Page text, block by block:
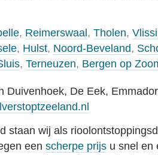
, Reimerswaal , Tholen,
, Hulst, Noord-Beveland,
, Terneuzen, Bergen op
Duivenhoek, De Eek,
staan wij als
een scherpe prijs u snel en